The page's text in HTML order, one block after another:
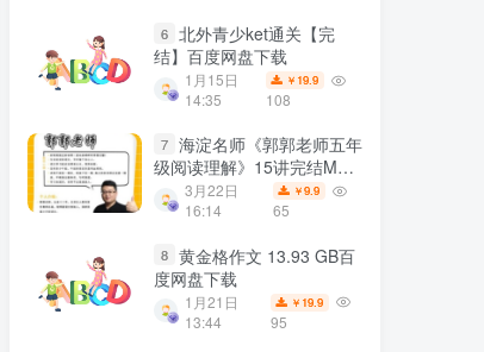
儿童历史启蒙《如果历史是一群喵》10季全124集高清动画视频课程 百度网盘下载
6 北外青少ket通关【完
结】百度网盘下载
1月15日
14:35
￥ 19.9
108
7 海淀名师《郭郭老师五年
级阅读理解》15讲完结MP4
视频课程+PDF文档 百度网
盘下载
3月22日
16:14
￥9.9
65
8 黄金格作文 13.93 GB百
度网盘下载
1月21日
13:44
￥ 19.9
95